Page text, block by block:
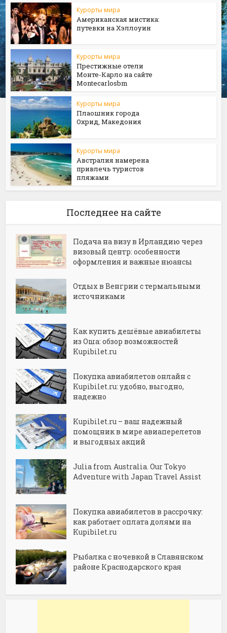
Курорты мира
Американская мистика:
путевки на Хэллоуин
Курорты мира
Престижные отели
Монте-Карло на сайте
Мontecarlosbm
Курорты мира
Плаошник города
Охрид, Македония
Курорты мира
Австралия намерена
привлечь туристов
пляжами
Последнее на сайте
Подача на визу в Ирландию через
визовый центр: особенности
оформления и важные нюансы
Отдых в Венгрии с термальными
источниками
Как купить дешёвые авиабилеты
из Оша: обзор возможностей
Kupibilet.ru
Покупка авиабилетов онлайн с
Kupibilet.ru: удобно, выгодно,
надежно
Kupibilet.ru – ваш надежный
помощник в мире авиаперелетов
и выгодных акций
Julia from Australia. Our Tokyo
Adventure with Japan Travel Assist
Покупка авиабилетов в рассрочку:
как работает оплата долями на
Kupibilet.ru
Рыбалка с ночевкой в Славянском
районе Краснодарского края